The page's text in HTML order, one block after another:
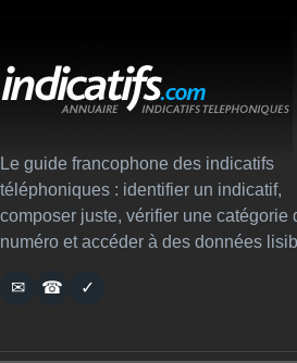
Le guide francophone des indicatifs
téléphoniques : identifier un indicatif,
composer juste, vérifier une catégorie
numéro et accéder à des données
✉ ☎ ✓